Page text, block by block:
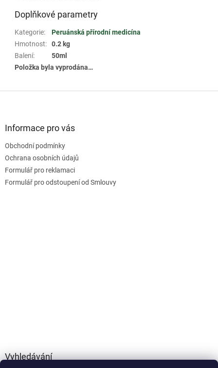
Doplňkové parametry
Kategorie:
Peruánská přírodní medicína
Hmotnost:
0.2 kg
Balení:
50ml
Položka byla vyprodána…
Informace pro vás
Obchodní podmínky
Ochrana osobních údajů
Formulář pro reklamaci
Formulář pro odstoupení od Smlouvy
Vyhledávání